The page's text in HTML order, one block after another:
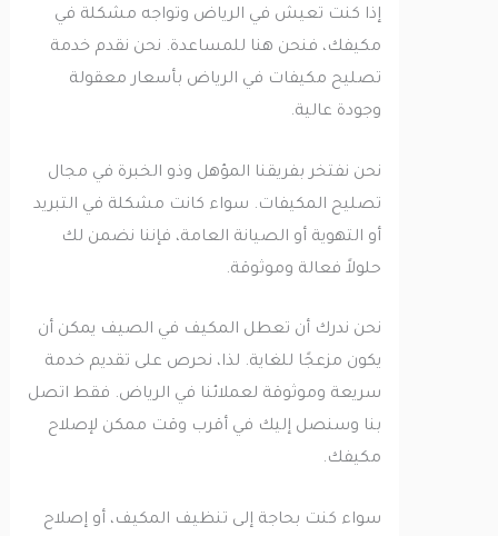
إذا كنت تعيش في الرياض وتواجه مشكلة في
مكيفك، فنحن هنا للمساعدة. نحن نقدم خدمة
تصليح مكيفات في الرياض بأسعار معقولة
وجودة عالية.
نحن نفتخر بفريقنا المؤهل وذو الخبرة في مجال
تصليح المكيفات. سواء كانت مشكلة في التبريد
أو التهوية أو الصيانة العامة، فإننا نضمن لك
حلولاً فعالة وموثوقة.
نحن ندرك أن تعطل المكيف في الصيف يمكن أن
يكون مزعجًا للغاية. لذا، نحرص على تقديم خدمة
سريعة وموثوقة لعملائنا في الرياض. فقط اتصل
بنا وسنصل إليك في أقرب وقت ممكن لإصلاح
مكيفك.
سواء كنت بحاجة إلى تنظيف المكيف، أو إصلاح